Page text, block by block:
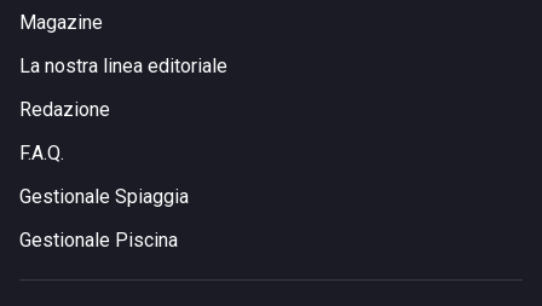
Magazine
La nostra linea editoriale
Redazione
F.A.Q.
Gestionale Spiaggia
Gestionale Piscina